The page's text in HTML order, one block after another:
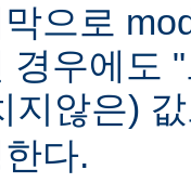
으로
경우에도
지않은)
다.